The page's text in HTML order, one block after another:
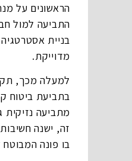
הראשונים על
התביעה למול
בניית
מדוייקת.
למעלה מכך,
בתביעת ביטוח
מתביעה
זה, ישנה
בו פונה